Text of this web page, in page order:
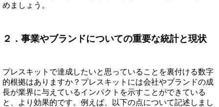
めましょう。
２．事業やブランドについての重要な統計と現状
プレスキットで達成したいと思っていることを裏付ける数字
的根拠はありますか？プレスキットには会社やブランドの成
長が業界に与えているインパクトを示すことができている
と、より効果的です。例えば、以下の点について記述しまし